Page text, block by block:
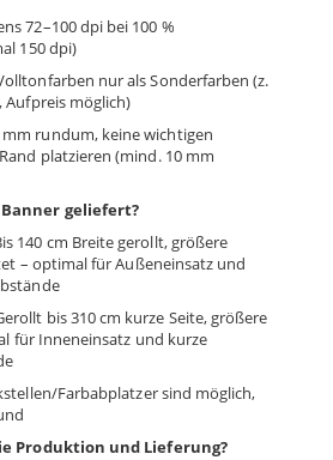
72–100 dpi bei 100 %
150 dpi)
nur als Sonderfarben (z.
Aufpreis möglich)
mm rundum, keine wichtigen
platzieren (mind. 10 mm
geliefert?
140 cm Breite gerollt, größere
– optimal für Außeneinsatz und
bis 310 cm kurze Seite, größere
für Inneneinsatz und kurze
Farbabplatzer sind möglich,
Produktion und Lieferung?